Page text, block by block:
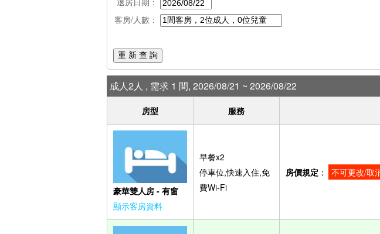
客房/人數：
重 新 查 詢
成人2人 , 需求 1 間, 2026/08/21 ~ 2026/08/22
房型 服務
豪華雙人房 - 有窗
顯示客房資料
早餐x2
停車位,快速入住,免
費Wi-Fi
房價規定 ： 不可更改/取